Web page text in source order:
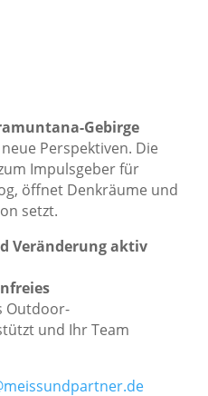
Gebirge
Perspektiven. Die
Impulsgeber für
öffnet Denkräume und
setzt.
Veränderung aktiv
Outdoor-
und Ihr Team